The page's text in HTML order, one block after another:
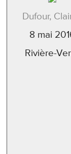
Dufour,
8 mai
Rivière-